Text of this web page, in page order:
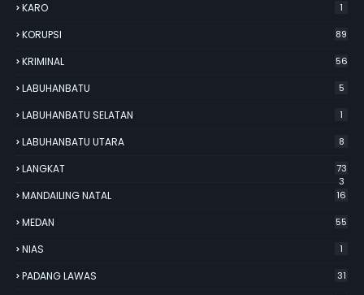
KARO 1
KORUPSI 89
KRIMINAL 56
LABUHANBATU 5
LABUHANBATU SELATAN 1
LABUHANBATU UTARA 8
LANGKAT
73
3
MANDAILING NATAL 16
MEDAN 55
NIAS 1
PADANG LAWAS 31